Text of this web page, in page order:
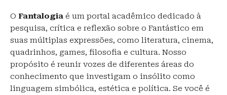
O Fantalogia é um portal acadêmico dedicado à
pesquisa, crítica e reflexão sobre o Fantástico em
suas múltiplas expressões, como literatura, cinema,
quadrinhos, games, filosofia e cultura. Nosso
propósito é reunir vozes de diferentes áreas do
conhecimento que investigam o insólito como
linguagem simbólica, estética e política. Se você é